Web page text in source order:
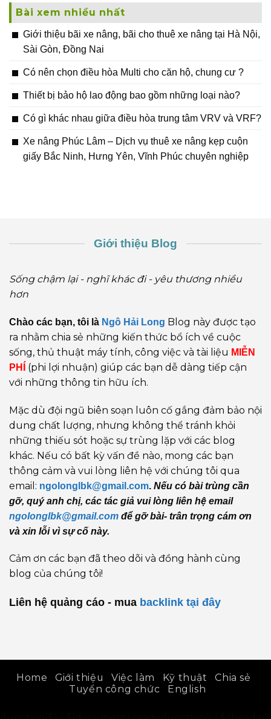
Bài xem nhiều nhất
Giới thiệu bãi xe nâng, bãi cho thuê xe nâng tại Hà Nội,
Sài Gòn, Đồng Nai
Có nên chọn điều hòa Multi cho căn hộ, chung cư ?
Thiết bị bảo hộ lao động bao gồm những loại nào?
Có gì khác nhau giữa điều hòa trung tâm VRV và VRF?
Xe nâng Phúc Lâm – Dịch vụ thuê xe nâng kẹp cuộn
giấy Bắc Ninh, Hưng Yên, Vĩnh Phúc chuyên nghiệp
Giới thiệu Blog
Sống chậm lại - nghĩ khác đi - yêu thương nhiều
hơn
Chào các bạn, tôi là Ngô Hải Long Blog này được tạo
ra nhằm chia sẻ những kiến thức bổ ích về cuộc
sống, thủ thuật máy tính, công việc và tài liệu MIỄN
PHÍ
(phi lợi nhuận) giúp các bạn dễ dàng tiếp cận
với những thông tin hữu ích.
Mặc dù đội ngũ biên soạn luôn cố gắng đảm bảo nội
dung chất lượng, nhưng không thể tránh khỏi
những thiếu sót hoặc sự trùng lặp với các blog
khác. Nếu có bất kỳ vấn đề nào, mong các bạn
thông cảm và vui lòng liên hệ với chúng tôi qua
email: ngolonglbk@gmail.com. Nếu có bài trùng cần
gỡ, quý anh chị, các tác giả vui lòng liên hệ email
ngolonglbk@gmail.com để gỡ bài- trân trọng cám ơn
và xin lỗi vì sự cố này.
Cảm ơn các bạn đã theo dõi và đồng hành cùng
blog của chúng tôi!
Liên hệ quảng cáo - mua backlink tại đây
Home Giới thiệu Việc làm Kỹ thuật
Chia sẻ
Tuyển công chức
English